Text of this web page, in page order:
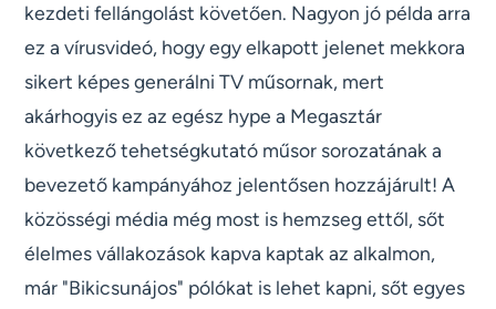
kezdeti fellángolást követően. Nagyon jó példa arra
ez a vírusvideó, hogy egy elkapott jelenet mekkora
sikert képes generálni TV műsornak, mert
akárhogyis ez az egész hype a Megasztár
következő tehetségkutató műsor sorozatának a
bevezető kampányához jelentősen hozzájárult! A
közösségi média még most is hemzseg ettől, sőt
élelmes vállakozások kapva kaptak az alkalmon,
már "Bikicsunájos" pólókat is lehet kapni, sőt egyes